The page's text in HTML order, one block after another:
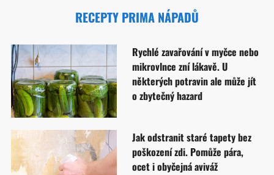
RECEPTY PRIMA NÁPADŮ
Rychlé zavařování v myčce nebo
mikrovlnce zní lákavě. U
některých potravin ale může jít
o zbytečný hazard
Jak odstranit staré tapety bez
poškození zdi. Pomůže pára,
ocet i obyčejná aviváž